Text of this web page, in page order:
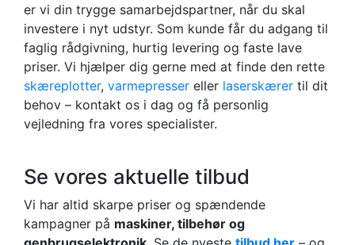
er vi din trygge samarbejdspartner, når du skal
investere i nyt udstyr. Som kunde får du adgang til
faglig rådgivning, hurtig levering og faste lave
priser. Vi hjælper dig gerne med at finde den rette
skæreplotter, varmepresser eller laserskærer til dit
behov – kontakt os i dag og få personlig
vejledning fra vores specialister.
Se vores aktuelle tilbud
Vi har altid skarpe priser og spændende
kampagner på maskiner, tilbehør og